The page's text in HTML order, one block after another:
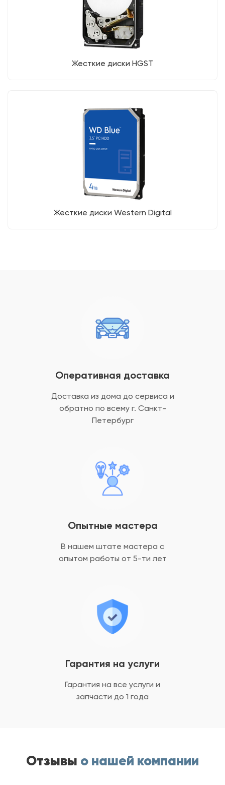
Жесткие диски HGST
Жесткие диски Western Digital
Оперативная доставка
Доставка из дома до сервиса и
обратно по всему г. Санкт-
Петербург
Гарантия на услуги
Гарантия на все услуги и
запчасти до 1 года
Опытные мастера
В нашем штате мастера с
опытом работы от 5-ти лет
Отзывы о нашей компании